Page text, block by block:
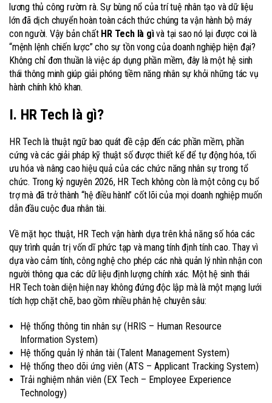
lương thủ công rườm rà. Sự bùng nổ của trí tuệ nhân tạo và dữ liệu
lớn đã dịch chuyển hoàn toàn cách thức chúng ta vận hành bộ máy
con người. Vậy bản chất HR Tech là gìvà tại sao nó lại được coi là
“mệnh lệnh chiến lược” cho sự tồn vong của doanh nghiệp hiện đại?
Không chỉ đơn thuần là việc áp dụng phần mềm, đây là một hệ sinh
thái thông minh giúp giải phóng tiềm năng nhân sự khỏi những tác vụ
hành chính khô khan.
I. HR Tech là gì?
HR Tech là thuật ngữ bao quát đề cập đến các phần mềm, phần
cứng và các giải pháp kỹ thuật số được thiết kế để tự động hóa, tối
ưu hóa và nâng cao hiệu quả của các chức năng nhân sự trong tổ
chức. Trong kỷ nguyên 2026, HR Tech không còn là một công cụ bổ
trợ mà đã trở thành “hệ điều hành” cốt lõi của mọi doanh nghiệp muốn
dẫn đầu cuộc đua nhân tài.
Về mặt học thuật, HR Tech vận hành dựa trên khả năng số hóa các
quy trình quản trị vốn dĩ phức tạp và mang tính định tính cao. Thay vì
dựa vào cảm tính, công nghệ cho phép các nhà quản lý nhìn nhận con
người thông qua các dữ liệu định lượng chính xác. Một hệ sinh thái
HR Tech toàn diện hiện nay không đứng độc lập mà là một mạng lưới
tích hợp chặt chẽ, bao gồm nhiều phân hệ chuyên sâu:
Hệ thống thông tin nhân sự (HRIS – Human Resource
Information System)
Hệ thống quản lý nhân tài (Talent Management System)
Hệ thống theo dõi ứng viên (ATS – Applicant Tracking System)
Trải nghiệm nhân viên (EX Tech – Employee Experience
Technology)